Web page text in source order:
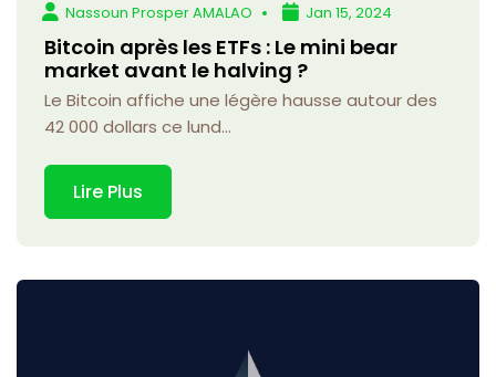
Nassoun Prosper AMALAO Jan 15, 2024
Bitcoin après les ETFs : Le mini bear
market avant le halving ?
Le Bitcoin affiche une légère hausse autour des
42 000 dollars ce lund...
Lire Plus